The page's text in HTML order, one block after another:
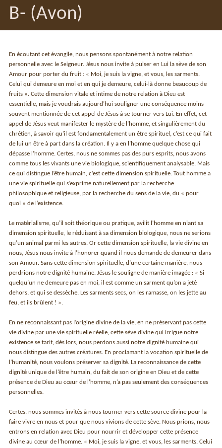
B- (Avon)
En écoutant cet évangile, nous pensons spontanément à notre relation
personnelle avec le Seigneur. Jésus nous invite à puiser en Lui la sève de son
Amour pour porter du fruit : « Moi, je suis la vigne, et vous, les sarments.
Celui qui demeure en moi et en qui je demeure, celui-là donne beaucoup de
fruits ». Cette dimension vitale et intime de notre relation à Dieu est
essentielle, mais je voudrais aujourd’hui souligner une conséquence moins
souvent mentionnée de cet appel de Jésus à se tourner vers Lui. En effet, cet
appel de Jésus veut manifester le mystère de l’homme, et singulièrement du
chrétien, à savoir qu’il est fondamentalement un être spirituel, c’est ce qui fait
de lui un être à part dans la création. Il y a en l’homme quelque chose qui
dépasse l’homme. Certes, nous ne sommes pas des purs esprits, nous avons
comme tous les vivants une vie biologique, scientifiquement analysable. Mais
ce qui distingue l’être humain, c’est cette dimension spirituelle. Tout homme a
une vie spirituelle qui s’exprime naturellement par la recherche
philosophique et religieuse, par la recherche du sens de la vie, du « pour
quoi » de l’existence.
Le matérialisme, qu’il soit théorique ou pratique, avilit l’homme en niant sa
dimension spirituelle, le réduisant à sa dimension biologique, nous ne serions
qu’un animal parmi les autres. Or cette dimension spirituelle, la vie divine en
nous, Jésus nous invite à l’honorer quand il nous demande de demeurer dans
son Amour. Sans cette dimension spirituelle, d’une certaine manière, nous
perdrions notre dignité humaine. Jésus le souligne de manière imagée : « Si
quelqu’un ne demeure pas en moi, il est comme un sarment qu’on a jeté
dehors, et qui se dessèche. Les sarments secs, on les ramasse, on les jette au
feu, et ils brûlent ! ».
En ne reconnaissant pas l’origine divine de la vie, en ne préservant pas cette
vie divine par une vie spirituelle réelle, cette sève divine qui irrigue notre
existence se tarit, dès lors, nous perdons aussi notre dignité humaine qui
nous distingue des autres créatures. En proclamant la vocation spirituelle de
l’humanité, nous voulons préserver sa dignité. La reconnaissance de cette
dignité unique de l’être humain, du fait de son origine en Dieu et de cette
présence de Dieu au cœur de l’homme, n’a pas seulement des conséquences
personnelles.
Certes, nous sommes invités à nous tourner vers cette source divine pour la
faire vivre en nous et pour que nous vivions de cette sève. Nous prions, nous
entrons en relation avec Dieu pour nourrir et développer cette présence
divine au cœur de l’homme. « Moi, je suis la vigne, et vous, les sarments. Celui